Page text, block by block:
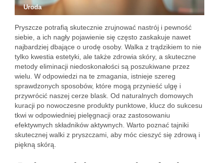
Uroda
Pryszcze potrafią skutecznie zrujnować nastrój i pewność
siebie, a ich nagły pojawienie się często zaskakuje nawet
najbardziej dbające o urodę osoby. Walka z trądzikiem to nie
tylko kwestia estetyki, ale także zdrowia skóry, a skuteczne
metody eliminacji niedoskonałości są poszukiwane przez
wielu. W odpowiedzi na te zmagania, istnieje szereg
sprawdzonych sposobów, które mogą przynieść ulgę i
przywrócić naszej cerze blask. Od naturalnych domowych
kuracji po nowoczesne produkty punktowe, klucz do sukcesu
tkwi w odpowiedniej pielęgnacji oraz zastosowaniu
efektywnych składników aktywnych. Warto poznać tajniki
skutecznej walki z pryszczami, aby móc cieszyć się zdrową i
piękną skórą.